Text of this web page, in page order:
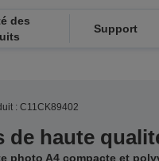
des
Support
: C11CK89402
de haute
photo A4 compacte et